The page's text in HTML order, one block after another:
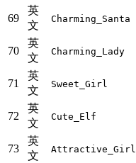
69
英
文
Charming_Santa
70
英
文
Charming_Lady
71
英
文
Sweet_Girl
72
英
文
Cute_Elf
73
英
文
Attractive_Girl